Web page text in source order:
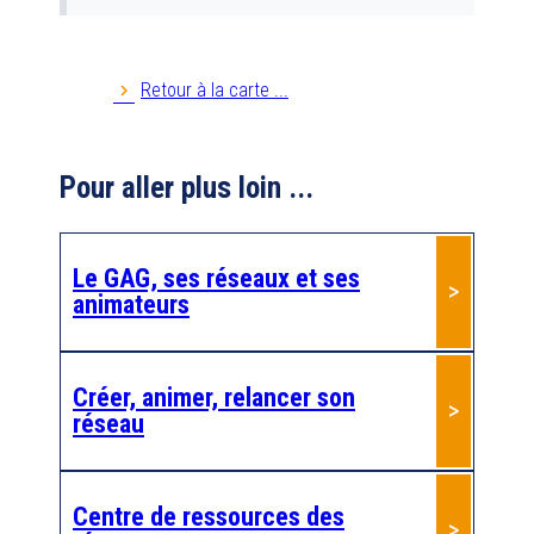
Anim PA 35
35000 Rennes
Anim'retraite
Anim'âge 22
22100 DINAN
36270 EGUZON
Retour à la carte ...
Pour aller plus loin ...
Le GAG, ses réseaux et ses
animateurs
Créer, animer, relancer son
réseau
Centre de ressources des